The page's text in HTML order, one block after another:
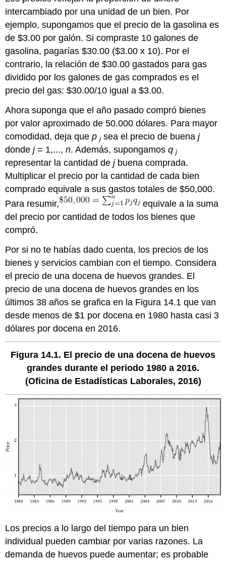
intercambiado por una unidad de un bien. Por
ejemplo, supongamos que el precio de la gasolina es
de $3.00 por galón. Si compraste 10 galones de
gasolina, pagarías $30.00 ($3.00 x 10). Por el
contrario, la relación de $30.00 gastados para gas
dividido por los galones de gas comprados es el
precio del gas: $30.00/10 igual a $3.00.
Ahora suponga que el año pasado compró bienes
por valor aproximado de 50.000 dólares. Para mayor
comodidad, deja quep j sea el precio de buenaj
dondej= 1,...,n. Además, supongamosq j
representar la cantidad dejbuena comprada.
Multiplicar el precio por la cantidad de cada bien
comprado equivale a sus gastos totales de $50,000.
Para resumir,
equivale a la suma
del precio por cantidad de todos los bienes que
compró.
Por si no te habías dado cuenta, los precios de los
bienes y servicios cambian con el tiempo. Considera
el precio de una docena de huevos grandes. El
precio de una docena de huevos grandes en los
últimos 38 años se grafica en la Figura 14.1 que van
desde menos de $1 por docena en 1980 hasta casi 3
dólares por docena en 2016.
Figura 14.1. El precio de una docena de huevos
grandes durante el periodo 1980 a 2016.
(Oficina de Estadísticas Laborales, 2016)
Los precios a lo largo del tiempo para un bien
individual pueden cambiar por varias razones. La
demanda de huevos puede aumentar; es probable